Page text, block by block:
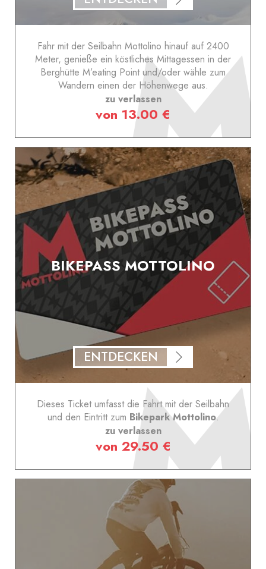
Fahr mit der Seilbahn Mottolino hinauf auf 2400
Meter, genieße ein köstliches Mittagessen in der
Berghütte M’eating Point und/oder wähle zum
Wandern einen der Höhenwege aus.
zu verlassen
von 13.00 €
BIKEPASS MOTTOLINO
ENTDECKEN
Dieses Ticket umfasst die Fahrt mit der Seilbahn
und den Eintritt zum Bikepark Mottolino.
zu verlassen
von 29.50 €